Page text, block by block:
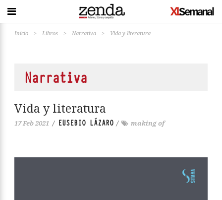
Inicio > Libros > Narrativa > Vida y literatura
Narrativa
Vida y literatura
17 Feb 2021 / EUSEBIO LÁZARO / making of